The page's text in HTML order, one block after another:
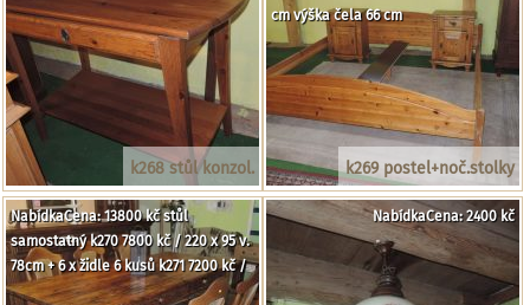
k268 stůl konzol. k269 postel+noč.stolky
cm výška čela 66 cm
NabídkaCena: 13800 kč stůl
samostatný k270 7800 kč / 220 x 95 v.
78cm + 6 x židle 6 kusů k271 7200 kč /
NabídkaCena: 2400 kč